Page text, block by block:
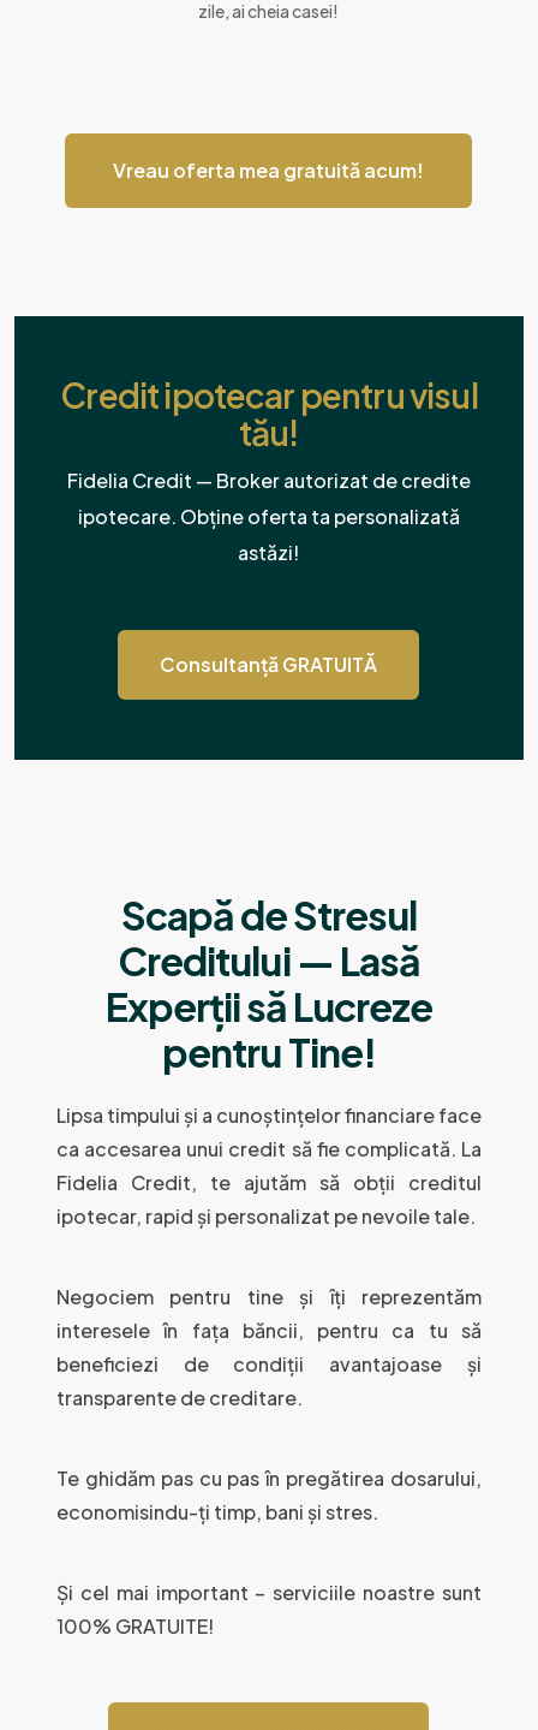
zile, ai cheia casei!
Vreau oferta mea gratuită acum!
Credit ipotecar pentru visul
tău!
Fidelia Credit — Broker autorizat de credite
ipotecare. Obține oferta ta personalizată
astăzi!
Consultanță GRATUITĂ
Scapă de Stresul
Creditului — Lasă
Experții să Lucreze
pentru Tine!
Lipsa timpului și a cunoștințelor financiare face
ca accesarea unui credit să fie complicată. La
Fidelia Credit, te ajutăm să obții creditul
ipotecar, rapid și personalizat pe nevoile tale.
Negociem pentru tine și îți reprezentăm
interesele în fața băncii, pentru ca tu să
beneficiezi de condiții avantajoase și
transparente de creditare.
Te ghidăm pas cu pas în pregătirea dosarului,
economisindu-ți timp, bani și stres.
Și cel mai important – serviciile noastre sunt
100% GRATUITE!